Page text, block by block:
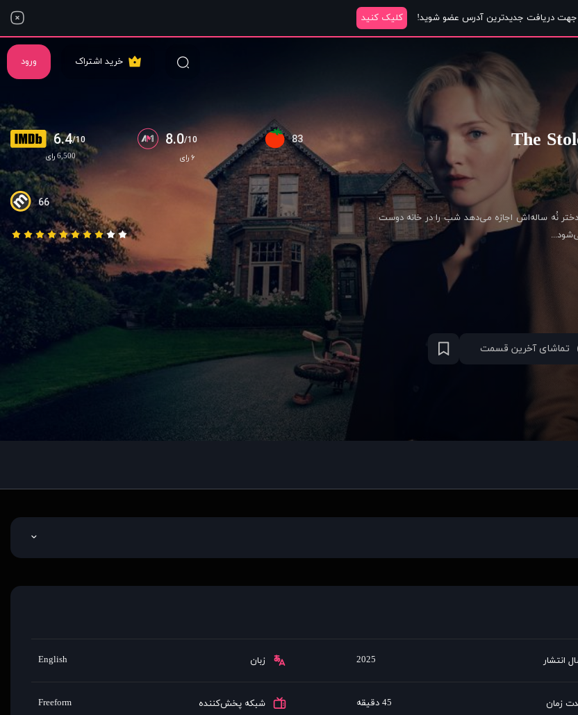
جهت دریافت جدیدترین آدرس عضو شوید! کلیک کنید
خرید اشتراک ورود
دختر نُه ساله‌اش اجازه می‌دهد شب را در خانه دوست
6.4/10
6,500 رای
8.0/10
۶ رای
83
66
تماشای آخرین قسمت
انتشار 2025 زبان English
زمان 45 دقیقه شبکه پخش‌کننده Freeform